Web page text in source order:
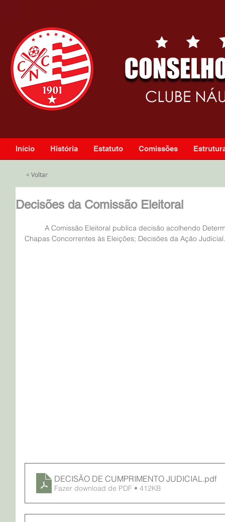
Início História Estatuto Comissões
< Voltar
Decisões da Comissão Eleitoral
Chapas Concorrentes às Eleições; Decisões da Ação
DECISÃO DE CUMPRIMENTO JUDICIAL.pdf
Fazer download de PDF • 412KB